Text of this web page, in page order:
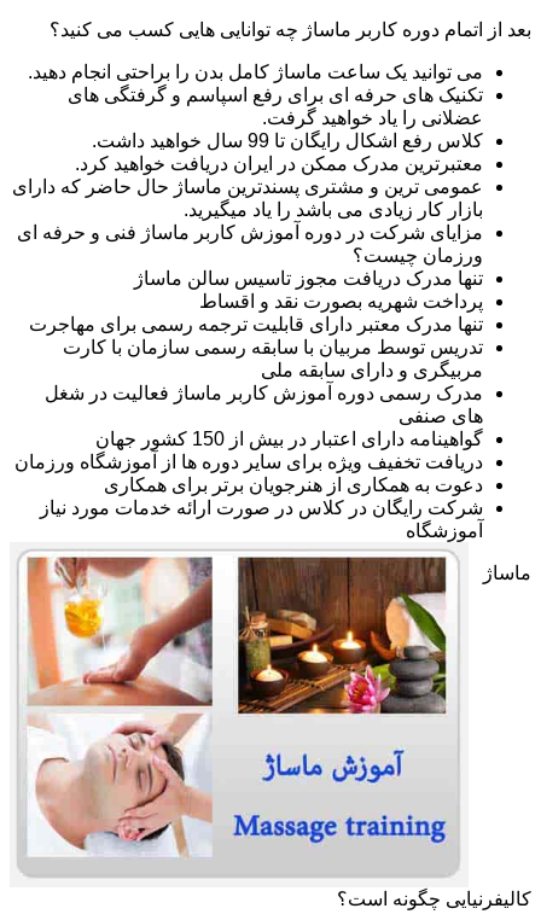
بعد از اتمام دوره کاربر ماساژ چه توانایی هایی کسب می کنید؟
می توانید یک ساعت ماساژ کامل بدن را براحتی انجام دهید.
تکنیک های حرفه ای برای رفع اسپاسم و گرفتگی های
عضلانی را یاد خواهید گرفت.
کلاس رفع اشکال رایگان تا 99 سال خواهید داشت.
معتبرترین مدرک ممکن در ایران دریافت خواهید کرد.
عمومی ترین و مشتری پسندترین ماساژ حال حاضر که دارای
بازار کار زیادی می باشد را یاد میگیرید.
مزایای شرکت در دوره آموزش کاربر ماساژ فنی و حرفه ای
ورزمان چیست؟
تنها مدرک دریافت مجوز تاسیس سالن ماساژ
پرداخت شهریه بصورت نقد و اقساط
تنها مدرک معتبر دارای قابلیت ترجمه رسمی برای مهاجرت
تدریس توسط مربیان با سابقه رسمی سازمان با کارت
مربیگری و دارای سابقه ملی
مدرک رسمی دوره آموزش کاربر ماساژ فعالیت در شغل
های صنفی
گواهینامه دارای اعتبار در بیش از 150 کشور جهان
دریافت تخفیف ویژه برای سایر دوره ها از آموزشگاه ورزمان
دعوت به همکاری از هنرجویان برتر برای همکاری
شرکت رایگان در کلاس در صورت ارائه خدمات مورد نیاز
آموزشگاه
ماساژ
کالیفرنیایی چگونه است؟